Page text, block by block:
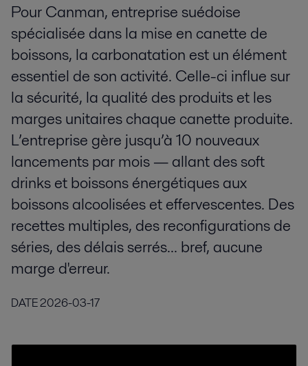
Pour Canman, entreprise suédoise
spécialisée dans la mise en canette de
boissons, la carbonatation est un élément
essentiel de son activité. Celle-ci influe sur
la sécurité, la qualité des produits et les
marges unitaires chaque canette produite.
L’entreprise gère jusqu’à 10 nouveaux
lancements par mois — allant des soft
drinks et boissons énergétiques aux
boissons alcoolisées et effervescentes. Des
recettes multiples, des reconfigurations de
séries, des délais serrés... bref, aucune
marge d'erreur.
DATE2026-03-17